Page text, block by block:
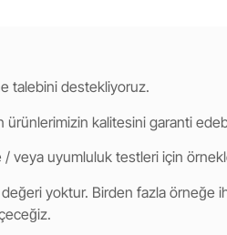
talebini destekliyoruz.
ürünlerimizin kalitesini garanti
/ veya uyumluluk testleri için
yoktur. Birden fazla örneğe